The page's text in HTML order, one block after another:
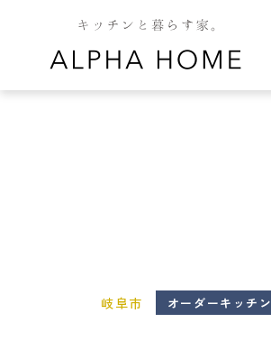
岐阜市 オーダーキッチン